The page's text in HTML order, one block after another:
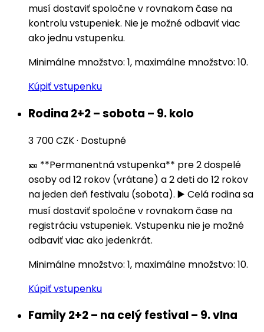
musí dostaviť spoločne v rovnakom čase na
kontrolu vstupeniek. Nie je možné odbaviť viac
ako jednu vstupenku.
Minimálne množstvo: 1, maximálne množstvo: 10.
Kúpiť vstupenku
Rodina 2+2 – sobota – 9. kolo
3 700 CZK· Dostupné
🎫 **Permanentná vstupenka** pre 2 dospelé
osoby od 12 rokov (vrátane) a 2 deti do 12 rokov
na jeden deň festivalu (sobota). ▶️ Celá rodina sa
musí dostaviť spoločne v rovnakom čase na
registráciu vstupeniek. Vstupenku nie je možné
odbaviť viac ako jedenkrát.
Minimálne množstvo: 1, maximálne množstvo: 10.
Kúpiť vstupenku
Family 2+2 – na celý festival – 9. vlna